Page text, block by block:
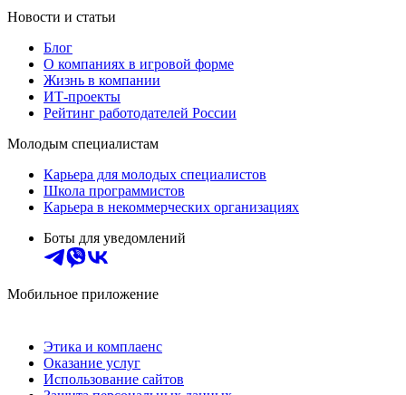
Новости и статьи
Блог
О компаниях в игровой форме
Жизнь в компании
ИТ-проекты
Рейтинг работодателей России
Молодым специалистам
Карьера для молодых специалистов
Школа программистов
Карьера в некоммерческих организациях
Боты для уведомлений
Мобильное приложение
Этика и комплаенс
Оказание услуг
Использование сайтов